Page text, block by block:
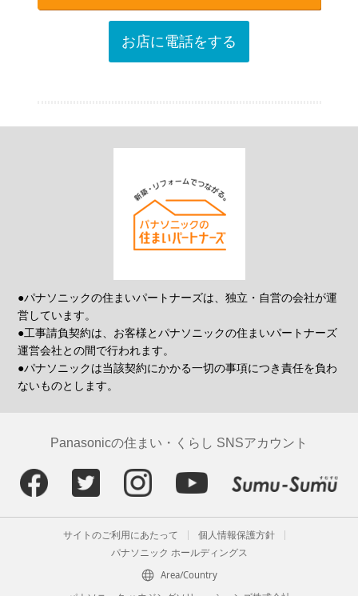
お店に電話をする
●パナソニックの住まいパートナーズは、独立・自営の会社が運
営しています。
●工事請負契約は、お客様とパナソニックの住まいパートナーズ
運営会社との間で行われます。
●パナソニックは当該契約にかかる一切の事項につき責任を負わ
ないものとします。
Panasonicの住まい・くらし SNSアカウント
サイトのご利用にあたって
個人情報保護方針
パナソニック ホールディングス
Area/Country